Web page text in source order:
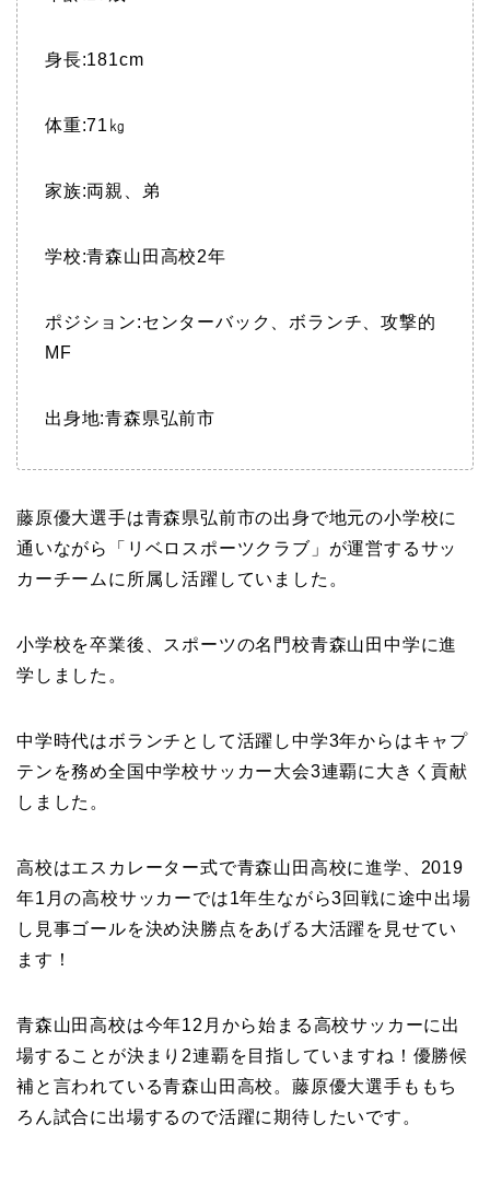
身長:181cm
体重:71㎏
家族:両親、弟
学校:青森山田高校2年
ポジション:センターバック、ボランチ、攻撃的
MF
出身地:青森県弘前市
藤原優大選手は青森県弘前市の出身で地元の小学校に
通いながら「リベロスポーツクラブ」が運営するサッ
カーチームに所属し活躍していました。
小学校を卒業後、スポーツの名門校青森山田中学に進
学しました。
中学時代はボランチとして活躍し中学3年からはキャプ
テンを務め全国中学校サッカー大会3連覇に大きく貢献
しました。
高校はエスカレーター式で青森山田高校に進学、2019
年1月の高校サッカーでは1年生ながら3回戦に途中出場
し見事ゴールを決め決勝点をあげる大活躍を見せてい
ます！
青森山田高校は今年12月から始まる高校サッカーに出
場することが決まり2連覇を目指していますね！優勝候
補と言われている青森山田高校。藤原優大選手ももち
ろん試合に出場するので活躍に期待したいです。